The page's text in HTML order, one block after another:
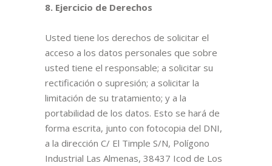
8. Ejercicio de Derechos
Usted tiene los derechos de solicitar el
acceso a los datos personales que sobre
usted tiene el responsable; a solicitar su
rectificación o supresión; a solicitar la
limitación de su tratamiento; y a la
portabilidad de los datos. Esto se hará de
forma escrita, junto con fotocopia del DNI,
a la dirección C/ El Timple S/N, Polígono
Industrial Las Almenas, 38437 Icod de Los